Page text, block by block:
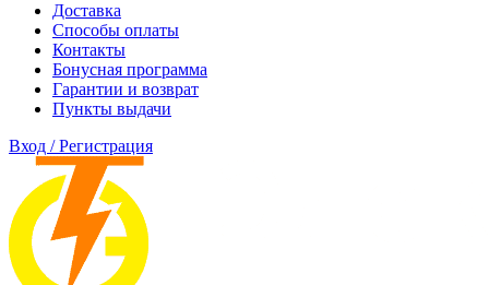
Доставка
Способы оплаты
Контакты
Бонусная программа
Гарантии и возврат
Пункты выдачи
Вход / Регистрация